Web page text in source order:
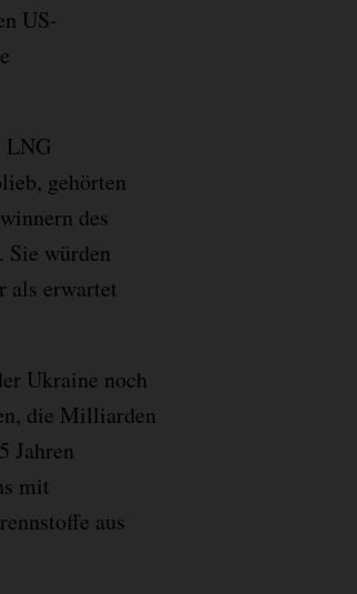
US-
LNG
gehörten
des
Sie würden
als erwartet
Ukraine noch
die Milliarden
Jahren
mit
aus